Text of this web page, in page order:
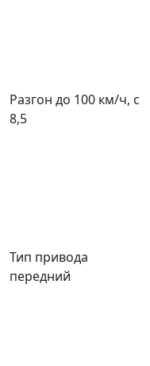
Разгон до 100 км/ч, с
8,5
Тип привода
передний